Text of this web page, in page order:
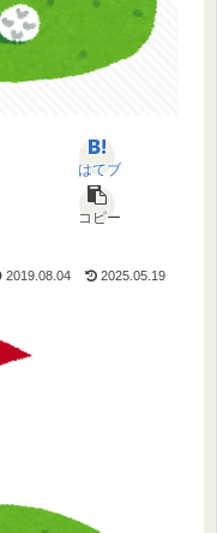
はてブ
コピー
2019.08.04 2025.05.19